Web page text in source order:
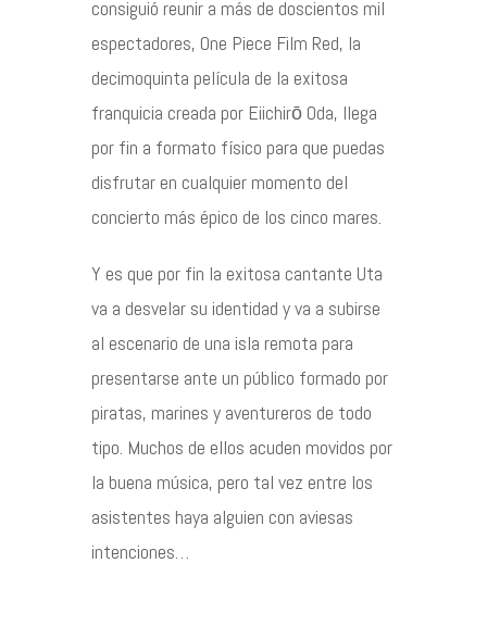
consiguió reunir a más de doscientos mil
espectadores, One Piece Film Red, la
decimoquinta película de la exitosa
franquicia creada por Eiichirō Oda, llega
por fin a formato físico para que puedas
disfrutar en cualquier momento del
concierto más épico de los cinco mares.
Y es que por fin la exitosa cantante Uta
va a desvelar su identidad y va a subirse
al escenario de una isla remota para
presentarse ante un público formado por
piratas, marines y aventureros de todo
tipo. Muchos de ellos acuden movidos por
la buena música, pero tal vez entre los
asistentes haya alguien con aviesas
intenciones…